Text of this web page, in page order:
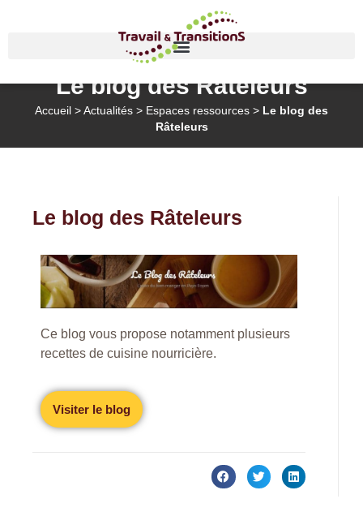
Le blog des Râteleurs
Accueil > Actualités > Espaces ressources > Le blog des
Râteleurs
Le blog des Râteleurs
Ce blog vous propose notamment plusieurs
recettes de cuisine nourricière.
Visiter le blog